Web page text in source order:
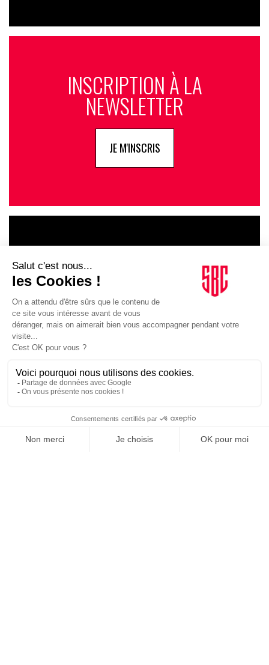
INSCRIPTION À LA
NEWSLETTER
JE M'INSCRIS
INFLUENCIA
JE DÉCOUVRE LE GROUPE
SUIVEZ-NOUS